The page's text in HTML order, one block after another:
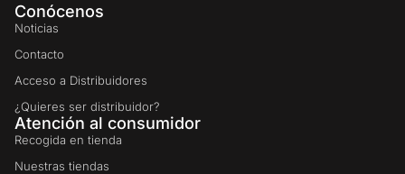
Conócenos
Noticias
Contacto
Acceso a Distribuidores
¿Quieres ser distribuidor?
Atención al consumidor
Recogida en tienda
Nuestras tiendas